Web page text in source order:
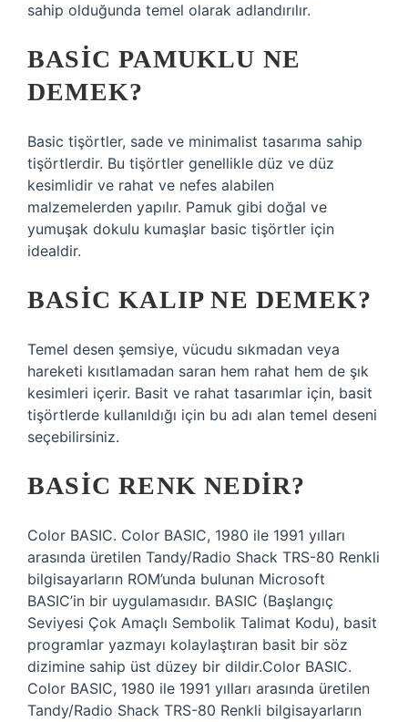
sahip olduğunda temel olarak adlandırılır.
BASIC PAMUKLU NE
DEMEK?
Basic tişörtler, sade ve minimalist tasarıma sahip
tişörtlerdir. Bu tişörtler genellikle düz ve düz
kesimlidir ve rahat ve nefes alabilen
malzemelerden yapılır. Pamuk gibi doğal ve
yumuşak dokulu kumaşlar basic tişörtler için
idealdir.
BASIC KALIP NE DEMEK?
Temel desen şemsiye, vücudu sıkmadan veya
hareketi kısıtlamadan saran hem rahat hem de şık
kesimleri içerir. Basit ve rahat tasarımlar için, basit
tişörtlerde kullanıldığı için bu adı alan temel deseni
seçebilirsiniz.
BASIC RENK NEDIR?
Color BASIC. Color BASIC, 1980 ile 1991 yılları
arasında üretilen Tandy/Radio Shack TRS-80 Renkli
bilgisayarların ROM’unda bulunan Microsoft
BASIC’in bir uygulamasıdır. BASIC (Başlangıç ​​
Seviyesi Çok Amaçlı Sembolik Talimat Kodu), basit
programlar yazmayı kolaylaştıran basit bir söz
dizimine sahip üst düzey bir dildir.Color BASIC.
Color BASIC, 1980 ile 1991 yılları arasında üretilen
Tandy/Radio Shack TRS-80 Renkli bilgisayarların